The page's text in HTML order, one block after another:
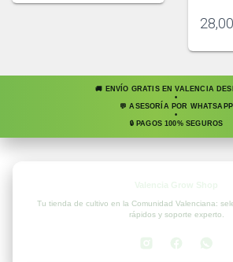
28,00
🚚 ENVÍO GRATIS EN VALENCIA
•
💬 ASESORÍA POR WHATSAPP
•
🔒 PAGOS 100% SEGUROS
Tu tienda de cultivo en la Comunidad Valenciana:
rápidos y soporte experto.